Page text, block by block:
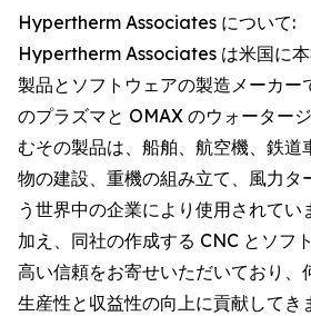
Hypertherm Associates について:
Hypertherm Associates は米国に
製品とソフトウェアの製造メーカ
のプラズマと OMAX のウォーター
むその製品は、船舶、航空機、鉄道
物の建設、重機の組み立て、風力タ
う世界中の企業により使用されてい
加え、同社の作成する CNC とソフ
高い信頼をお寄せいただいており、
生産性と収益性の向上に貢献してき